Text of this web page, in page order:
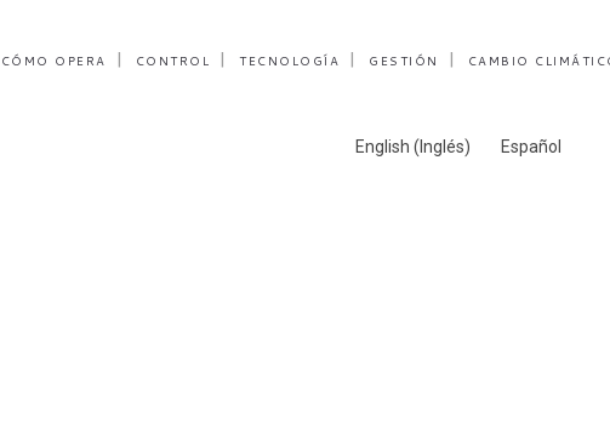
CÓMO OPERA CONTROL TECNOLOGÍA GESTIÓN CAMBIO
English ( Inglés) Español